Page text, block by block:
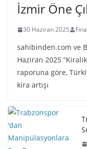
İzmir Öne
30 Haziran 2025
sahibinden.com ve
Haziran 2025
raporuna göre,
kira artışı